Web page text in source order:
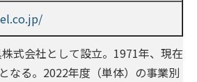
式会社として設立。1971年、現在
なる。2022年度（単体）の事業別